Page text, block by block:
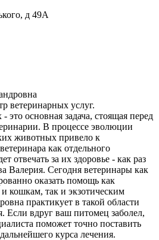
д 49А
ветеринарных услуг.
это основная задача, стоящая перед
В процессе эволюции
животных привело к
как отдельного
отвечать за их здоровье - как раз
Валерия. Сегодня ветеринары как
оказать помощь как
кошкам, так и экзотическим
практикует в такой области
Если вдруг ваш питомец заболел,
поможет точно поставить
курса лечения.